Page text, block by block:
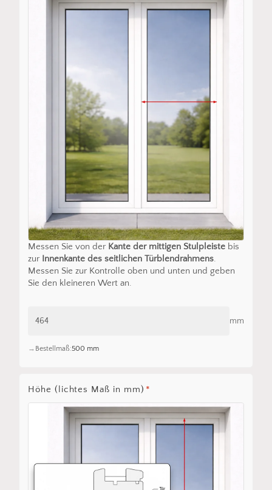
Messen Sie von der Kante der mittigen Stulpleistebis
zur Innenkante des seitlichen Türblendrahmens.
Messen Sie zur Kontrolle oben und unten und geben
Sie den kleineren Wert an.
mm
Bestellmaß:500 mm
Höhe (lichtes Maß in mm) *